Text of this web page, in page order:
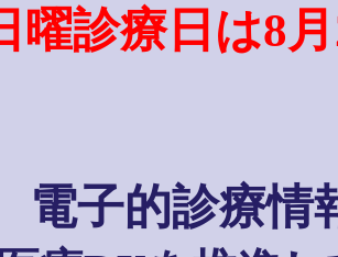
曜診療日は8
電子的診療情